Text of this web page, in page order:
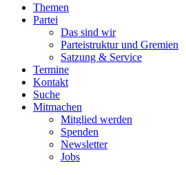
Themen
Partei
Das sind wir
Parteistruktur und Gremien
Satzung & Service
Termine
Kontakt
Suche
Mitmachen
Mitglied werden
Spenden
Newsletter
Jobs